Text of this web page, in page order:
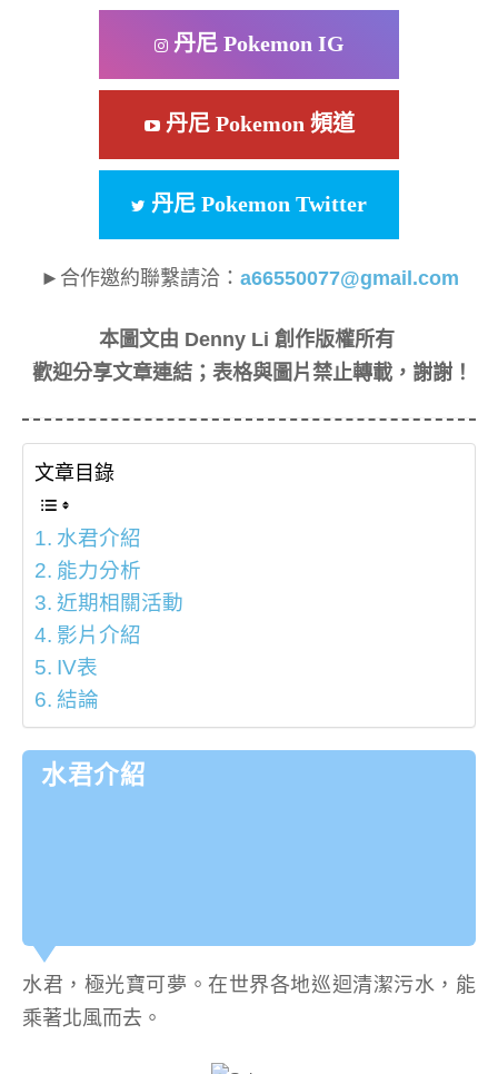
丹尼 Pokemon IG
丹尼 Pokemon 頻道
丹尼 Pokemon Twitter
►合作邀約聯繫請洽： a66550077@gmail.com
本圖文由 Denny Li 創作版權所有
歡迎分享文章連結；表格與圖片禁止轉載，謝謝！
文章目錄
水君介紹
能力分析
近期相關活動
影片介紹
IV表
結論
水君介紹
水君，極光寶可夢。在世界各地巡迴清潔污水，能
乘著北風而去。